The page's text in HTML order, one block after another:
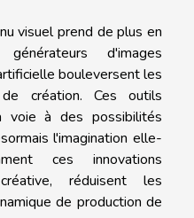
visuel prend de plus en
d'images
bouleversent les
création. Ces outils
voie à des possibilités
l'imagination elle-
ces innovations
réduisent les
de production de